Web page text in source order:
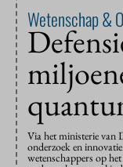
Wetenschap &
Via het ministerie van
onderzoek en
wetenschappers op